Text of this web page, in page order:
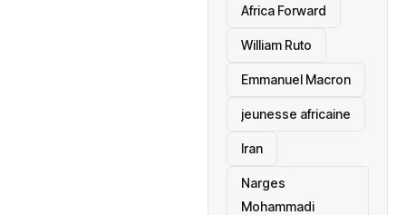
‎Africa Forward
William Ruto
Emmanuel Macron
jeunesse africaine
‎Iran
Narges
Mohammadi